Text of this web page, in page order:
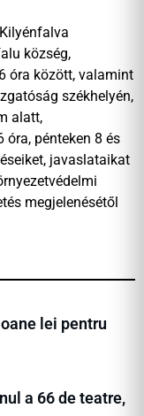
község,
óra között, valamint
székhelyén,
alatt,
pénteken 8 és
javaslataikat
megjelenésétől
lei pentru
a 66 de teatre,